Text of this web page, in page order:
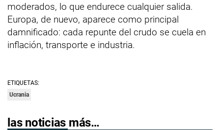
moderados, lo que endurece cualquier salida.
Europa, de nuevo, aparece como principal
damnificado: cada repunte del crudo se cuela en
inflación, transporte e industria.
ETIQUETAS:
Ucrania
las noticias más…